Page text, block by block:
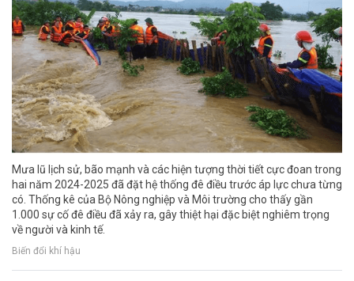
Mưa lũ lịch sử, bão mạnh và các hiện tượng thời tiết cực đoan trong
hai năm 2024-2025 đã đặt hệ thống đê điều trước áp lực chưa từng
có. Thống kê của Bộ Nông nghiệp và Môi trường cho thấy gần
1.000 sự cố đê điều đã xảy ra, gây thiệt hại đặc biệt nghiêm trọng
về người và kinh tế.
Biến đổi khí hậu